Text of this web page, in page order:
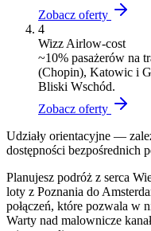
Zobacz oferty
4
Wizz Airlow-cost
~10% pasażerów na
(Chopin), Katowic i
Bliski Wschód.
Zobacz oferty
Udziały orientacyjne —
dostępności bezpośrednich
Planujesz podróż z serca
loty z Poznania do
połączeń, które pozwala w
Warty nad malownicze